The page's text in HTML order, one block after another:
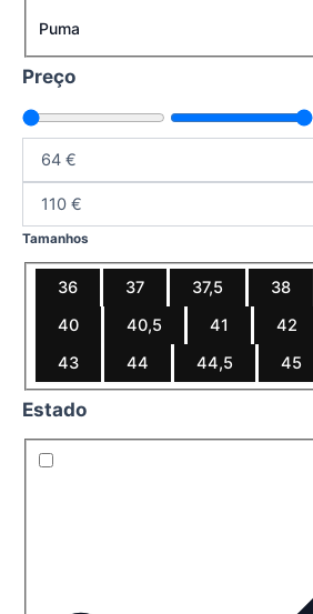
Puma
Preço
Tamanhos
36 37 37,5 38
40
40,5 41 42
43
44 44,5 45
Estado